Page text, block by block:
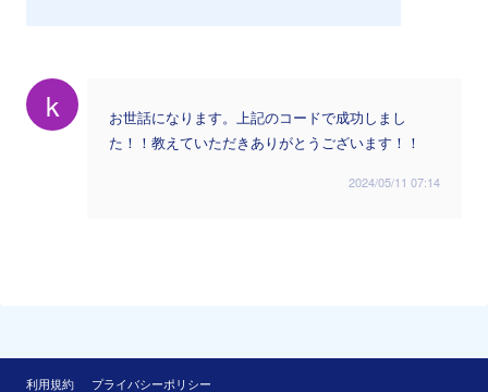
k
お世話になります。上記のコードで成功しまし
た！！教えていただきありがとうございます！！
2024/05/11 07:14
利用規約 プライバシーポリシー